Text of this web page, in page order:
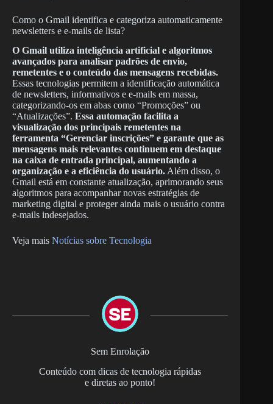
Como o Gmail identifica e categoriza automaticamente
newsletters e e-mails de lista?
O Gmail utiliza inteligência artificial e algoritmos
avançados para analisar padrões de envio,
remetentes e o conteúdo das mensagens recebidas.
Essas tecnologias permitem a identificação automática
de newsletters, informativos e e-mails em massa,
categorizando-os em abas como “Promoções” ou
“Atualizações”. Essa automação facilita a
visualização dos principais remetentes na
ferramenta “Gerenciar inscrições” e garante que as
mensagens mais relevantes continuem em destaque
na caixa de entrada principal, aumentando a
organização e a eficiência do usuário.Além disso, o
Gmail está em constante atualização, aprimorando seus
algoritmos para acompanhar novas estratégias de
marketing digital e proteger ainda mais o usuário contra
e-mails indesejados.
Veja mais Notícias sobre Tecnologia
Sem Enrolação
Conteúdo com dicas de tecnologia rápidas
e diretas ao ponto!